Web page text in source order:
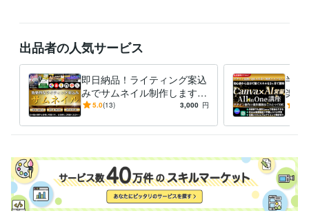
出品者の人気サービス
即日納品！ライティング案込
みでサムネイル制作します B
rainなど即日対応可！効果に
作
5.0(13) 3,000 円
半額
楽々
案